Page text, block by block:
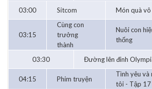
03:00 Sitcom Món quà
03:15
Cùng con
trưởng
thành
Nuôi con
thống
03:30 Đường lên đỉnh
04:15 Phim truyện
Tình yêu và
tôi - Tập 17